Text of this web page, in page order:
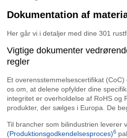
Dokumentation af
Her går vi i detaljer med dine 301
Vigtige dokumenter
regler
Et overensstemmelsescertifikat
os om, at delene opfylder dine
integritet er overholdelse af RoHS og
produkter, der sælges i Europa. De
Til brancher som bilindustrien leverer
(Produktionsgodkendelsesproces)6